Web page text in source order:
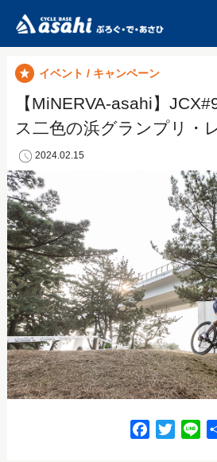
イベント / キャンペーン
【MiNERVA-asahi】
ス二色の浜グランプリ・
2024.02.15